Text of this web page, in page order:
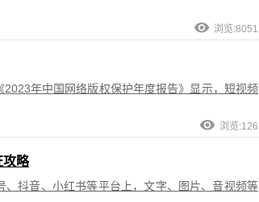
浏览:8051
年中国网络版权保护年度报告》显示，短视频
浏览:126
攻略
抖音、小红书等平台上，文字、图片、音视频等